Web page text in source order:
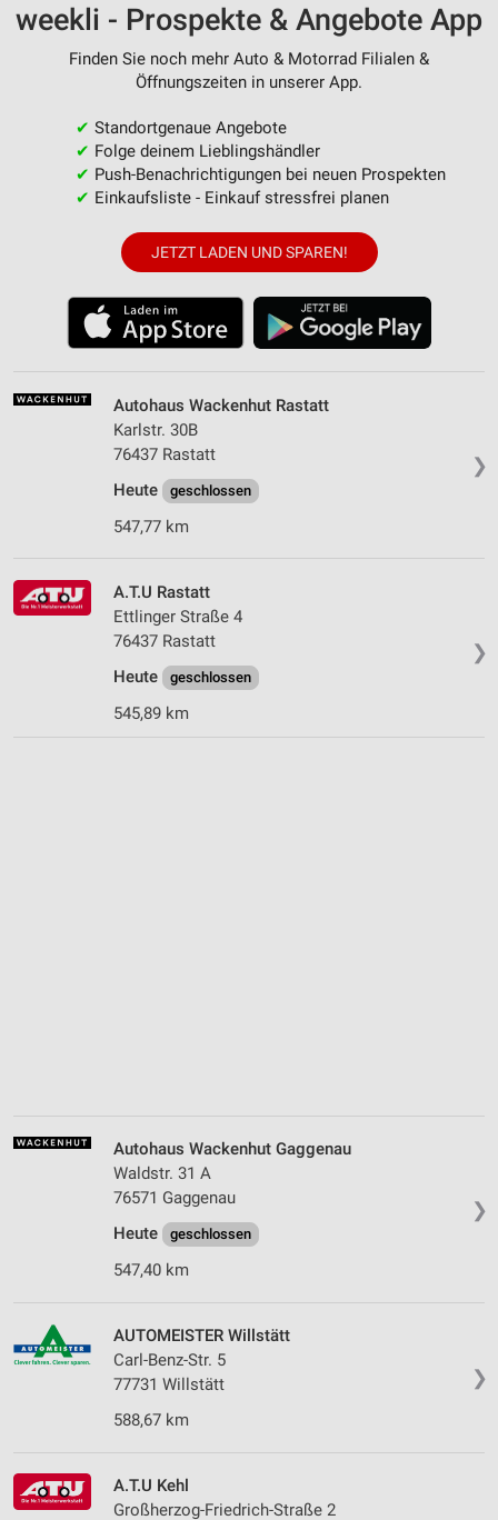
weekli - Prospekte & Angebote App
Finden Sie noch mehr Auto & Motorrad Filialen &
Öffnungszeiten in unserer App.
✔ Standortgenaue Angebote
✔ Folge deinem Lieblingshändler
✔ Push-Benachrichtigungen bei neuen Prospekten
✔ Einkaufsliste - Einkauf stressfrei planen
JETZT LADEN UND SPAREN!
❯
Autohaus Wackenhut Rastatt
Karlstr. 30B
76437 Rastatt
Heute
geschlossen
547,77 km
❯
A.T.U Rastatt
Ettlinger Straße 4
76437 Rastatt
Heute
geschlossen
545,89 km
❯
Autohaus Wackenhut Gaggenau
Waldstr. 31 A
76571 Gaggenau
Heute
geschlossen
547,40 km
❯
AUTOMEISTER Willstätt
Carl-Benz-Str. 5
77731 Willstätt
588,67 km
A.T.U Kehl
Großherzog-Friedrich-Straße 2